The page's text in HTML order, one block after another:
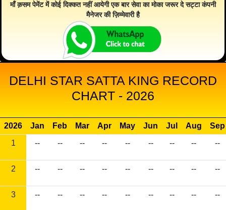
माँ क़सम पेमेंट में कोई दिक्कत नहीं आयेगी एक बार सेवा का मोका जरूर दे सट्टा कंपनी
मैनेजर की ज़िम्मेवारी है
DELHI STAR SATTA KING RECORD
CHART - 2026
2026 Jan Feb Mar Apr May Jun Jul Aug
Sep
1
-- -- -- -- -- -- -- -- --
2 -- -- -- -- -- -- -- -- --
3 -- -- -- -- -- -- -- -- --